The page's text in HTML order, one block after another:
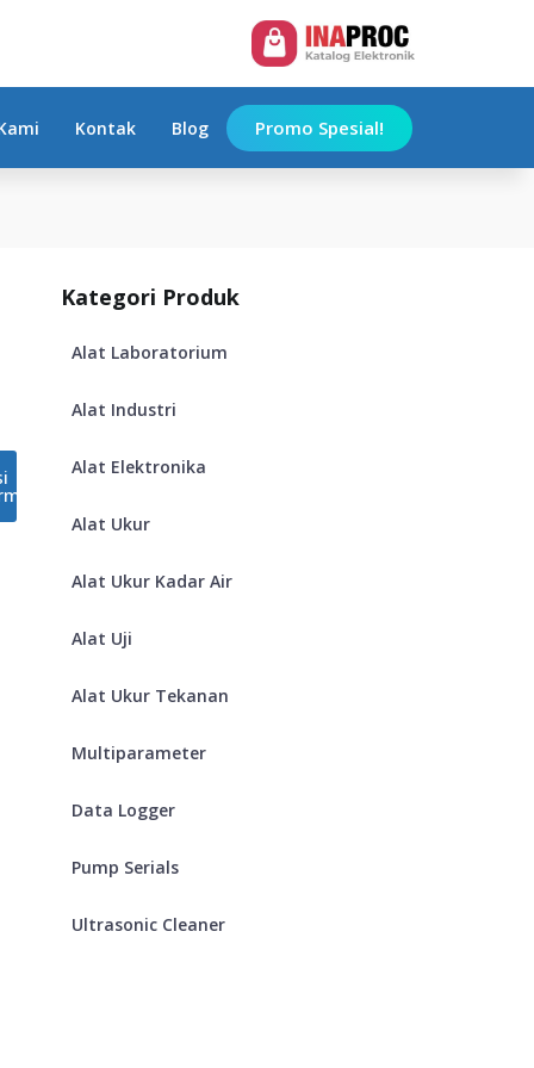
Kontak Blog Promo Spesial!
Kategori Produk
Alat Laboratorium
Alat Industri
Alat Elektronika
Alat Ukur
Alat Ukur Kadar Air
Alat Uji
Alat Ukur Tekanan
Multiparameter
Data Logger
Pump Serials
Ultrasonic Cleaner
Add to Cart